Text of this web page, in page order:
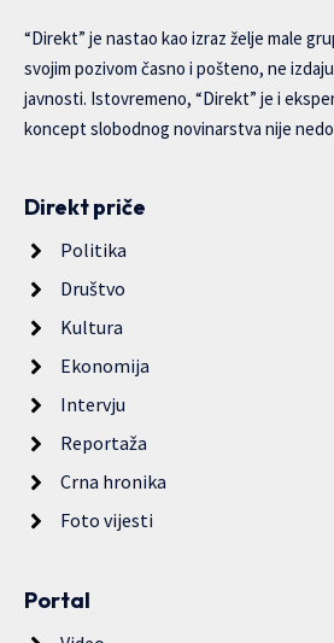
“Direkt” je nastao kao izraz želje male
svojim pozivom časno i pošteno, ne
javnosti. Istovremeno, “Direkt” je i
koncept slobodnog novinarstva nije
Direkt priče
Politika
Društvo
Kultura
Ekonomija
Intervju
Reportaža
Crna hronika
Foto vijesti
Portal